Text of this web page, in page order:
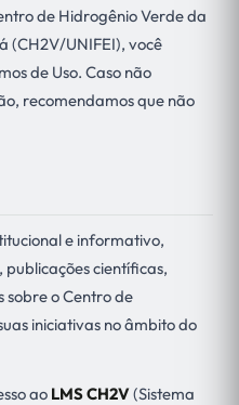
de Hidrogênio Verde da
(CH2V/UNIFEI), você
de Uso. Caso não
recomendamos que não
e informativo,
científicas,
sobre o Centro de
iniciativas no âmbito do
ao LMS CH2V(Sistema